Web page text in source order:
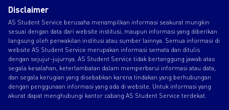
Disclaimer
AS Student Service berusaha menampilkan informasi seakurat mungkin
sesuai dengan data dari website institusi, maupun informasi yang diberikan
langsung oleh perwakilan institusi atau sumber lainnya. Semua informasi di
website AS Student Service merupakan informasi semata dan ditulis
dengan sejujur-jujurnya. AS Student Service tidak bertanggung jawab atas
segala kesalahan, keterlambatan dalam memperbarui informasi atau data,
dan segala kerugian yang disebabkan karena tindakan yang berhubungan
dengan penggunaan informasi yang ada di website. Untuk informasi yang
akurat dapat menghubungi kantor cabang AS Student Service terdekat.